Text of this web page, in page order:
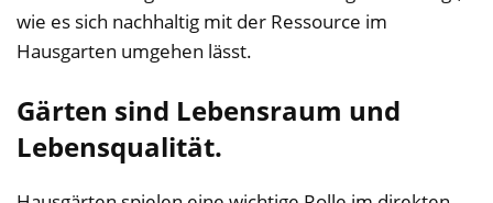
wie es sich nachhaltig mit der Ressource im
Hausgarten umgehen lässt.
Gärten sind Lebensraum und
Lebensqualität.